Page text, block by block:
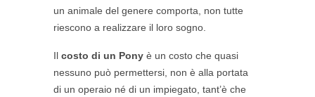
un animale del genere comporta, non tutte
riescono a realizzare il loro sogno.
Il costo di un Pony è un costo che quasi
nessuno può permettersi, non è alla portata
di un operaio né di un impiegato, tant’è che